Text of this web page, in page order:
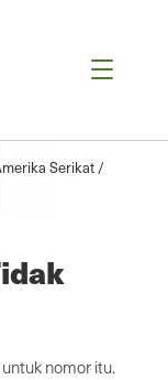
Serikat /
nomor itu.